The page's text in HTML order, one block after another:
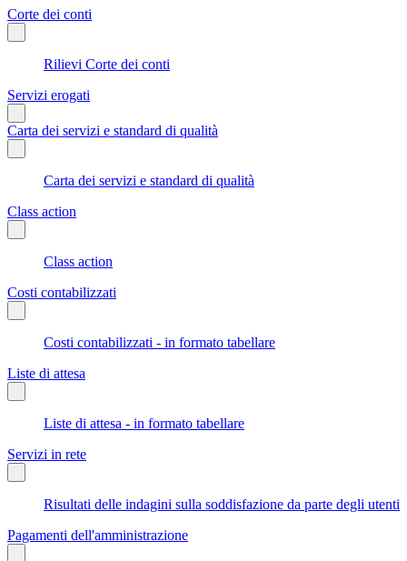
Corte dei conti
Rilievi Corte dei conti
Servizi erogati
Carta dei servizi e standard di qualità
Carta dei servizi e standard di qualità
Class action
Class action
Costi contabilizzati
Costi contabilizzati - in formato tabellare
Liste di attesa
Liste di attesa - in formato tabellare
Servizi in rete
Risultati delle indagini sulla soddisfazione da parte degli utenti
Pagamenti dell'amministrazione